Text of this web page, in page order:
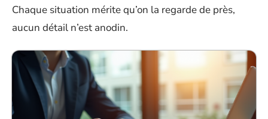
Chaque situation mérite qu’on la regarde de près,
aucun détail n’est anodin.